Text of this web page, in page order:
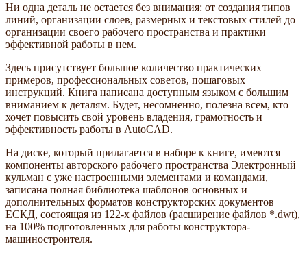
Ни одна деталь не остается без внимания: от создания типов
линий, организации слоев, размерных и текстовых стилей до
организации своего рабочего пространства и практики
эффективной работы в нем.
Здесь присутствует большое количество практических
примеров, профессиональных советов, пошаговых
инструкций. Книга написана доступным языком с большим
вниманием к деталям. Будет, несомненно, полезна всем, кто
хочет повысить свой уровень владения, грамотность и
эффективность работы в AutoCAD.
На диске, который прилагается в наборе к книге, имеются
компоненты авторского рабочего пространства Электронный
кульман с уже настроенными элементами и командами,
записана полная библиотека шаблонов основных и
дополнительных форматов конструкторских документов
ЕСКД, состоящая из 122-х файлов (расширение файлов *.dwt),
на 100% подготовленных для работы конструктора-
машиностроителя.